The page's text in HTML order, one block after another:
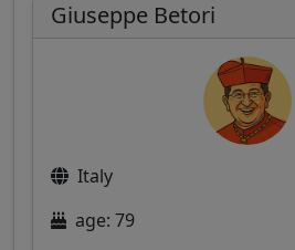
Giuseppe Betori
Italy
age: 79